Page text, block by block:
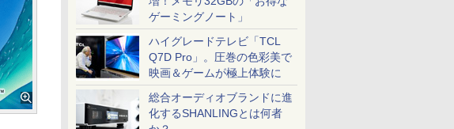
ゲーミングノート」
ハイグレードテレビ「TCL
Q7D Pro」。圧巻の色彩美で
映画＆ゲームが極上体験に
総合オーディオブランドに進
化するSHANLINGとは何者